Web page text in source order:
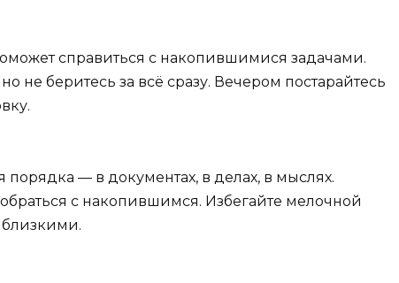
справиться с накопившимися задачами.
не беритесь за всё сразу. Вечером постарайтесь
— в документах, в делах, в мыслях.
с накопившимся. Избегайте мелочной